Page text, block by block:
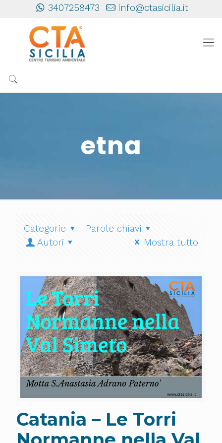
3407258473 info@ctasicilia.it
etna
Categorie
Parole chiavi
Autori
Mostra tutto
Catania – Le Torri